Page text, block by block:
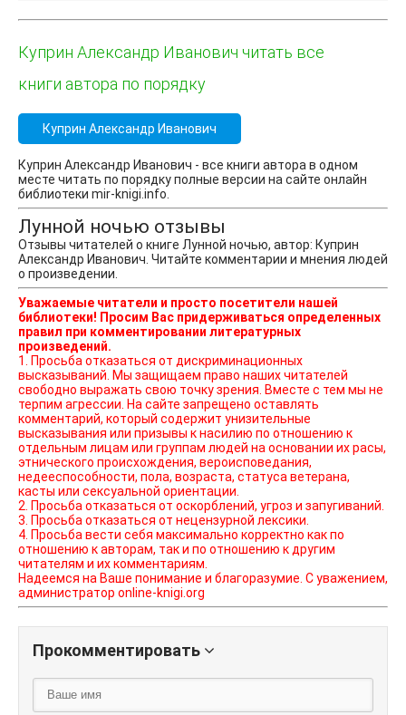
Куприн Александр Иванович читать все
книги автора по порядку
Куприн Александр Иванович
Куприн Александр Иванович - все книги автора в одном
месте читать по порядку полные версии на сайте онлайн
библиотеки mir-knigi.info.
Лунной ночью отзывы
Отзывы читателей о книге Лунной ночью, автор: Куприн
Александр Иванович. Читайте комментарии и мнения людей
о произведении.
Уважаемые читатели и просто посетители нашей
библиотеки! Просим Вас придерживаться определенных
правил при комментировании литературных
произведений.
1. Просьба отказаться от дискриминационных
высказываний. Мы защищаем право наших читателей
свободно выражать свою точку зрения. Вместе с тем мы не
терпим агрессии. На сайте запрещено оставлять
комментарий, который содержит унизительные
высказывания или призывы к насилию по отношению к
отдельным лицам или группам людей на основании их расы,
этнического происхождения, вероисповедания,
недееспособности, пола, возраста, статуса ветерана,
касты или сексуальной ориентации.
2. Просьба отказаться от оскорблений, угроз и запугиваний.
3. Просьба отказаться от нецензурной лексики.
4. Просьба вести себя максимально корректно как по
отношению к авторам, так и по отношению к другим
читателям и их комментариям.
Надеемся на Ваше понимание и благоразумие. С уважением,
администратор online-knigi.org
Прокомментировать